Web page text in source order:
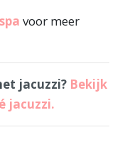
voor meer
jacuzzi? Bekijk
jacuzzi.